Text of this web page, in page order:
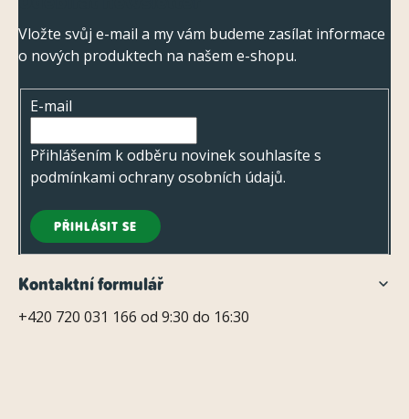
Vložte svůj e-mail a my vám budeme zasílat informace
o nových produktech na našem e-shopu.
E-mail
Přihlášením k odběru novinek souhlasíte s
podmínkami ochrany osobních údajů.
PŘIHLÁSIT SE
Kontaktní formulář
+420 720 031 166 od 9:30 do 16:30